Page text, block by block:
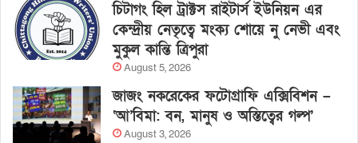
চিটাগং হিল ট্রাক্টস রাইটার্স ইউনিয়ন এর
কেন্দ্রীয় নেতৃত্বে মংক্য শোয়ে নু নেভী এবং
মুকুল কান্তি ত্রিপুরা
August 5, 2026
জাজং নকরেকের ফটোগ্রাফি এক্সিবিশন –
‘আ’বিমা: বন, মানুষ ও অস্তিত্বের গল্প’
August 3, 2026